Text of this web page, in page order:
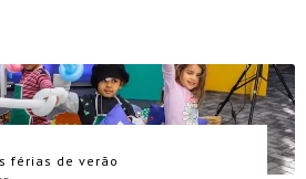
férias de verão